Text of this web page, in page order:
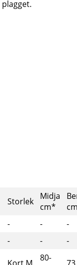
Storlek
Midja
cm*
- -
-
- - -
80-